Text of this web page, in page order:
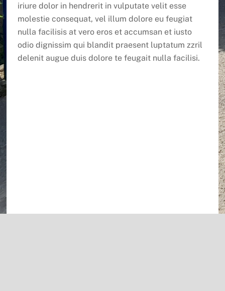
iriure dolor in hendrerit in vulputate velit esse
molestie consequat, vel illum dolore eu feugiat
nulla facilisis at vero eros et accumsan et iusto
odio dignissim qui blandit praesent luptatum zzril
delenit augue duis dolore te feugait nulla facilisi.
Back